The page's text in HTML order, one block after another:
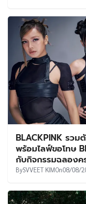
BLACKPINK รว
พร้อมไลฟ์ขอโทษ
กับกิจกรรมฉลองค
BySVVEET KIMOn08/08/